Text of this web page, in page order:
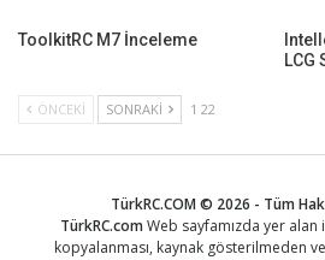
ToolkitRC M7 İnceleme
LCG
ÖNCEKI SONRAKI 1 22
TürkRC.COM © 2026 - Tüm
TürkRC.comWeb sayfamızda yer
kopyalanması, kaynak gösterilmeden